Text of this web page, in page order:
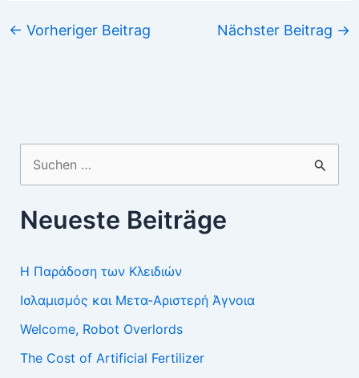
← Vorheriger Beitrag Nächster Beitrag →
nach:
Neueste Beiträge
Η Παράδοση των Κλειδιών
Ισλαμισμός και Μετα-Αριστερή Άγνοια
Welcome, Robot Overlords
The Cost of Artificial Fertilizer